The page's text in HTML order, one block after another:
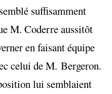
suffisamment
M. Coderre aussitôt
en faisant équipe
celui de M. Bergeron.
lui semblaient